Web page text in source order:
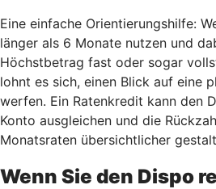
Eine einfache Orientierungshilfe:
länger als 6 Monate nutzen und
Höchstbetrag fast oder sogar
lohnt es sich, einen Blick auf eine
werfen. Ein Ratenkredit kann den
Konto ausgleichen und die
Monatsraten übersichtlicher
Wenn Sie den Dispo